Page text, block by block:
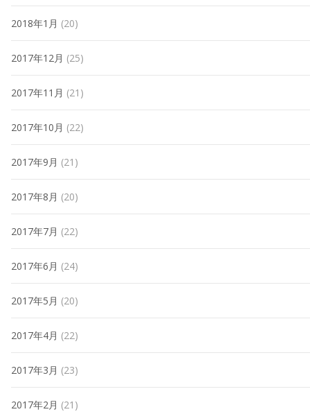
2018年1月 (20)
2017年12月 (25)
2017年11月 (21)
2017年10月 (22)
2017年9月 (21)
2017年8月 (20)
2017年7月 (22)
2017年6月 (24)
2017年5月 (20)
2017年4月 (22)
2017年3月 (23)
2017年2月 (21)